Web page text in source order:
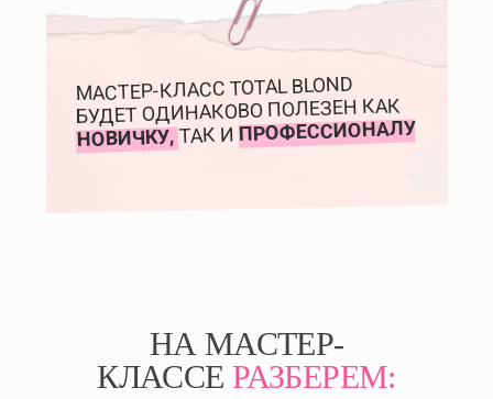
МАСТЕР-КЛАСС TOTAL BLOND
БУДЕТ ОДИНАКОВО ПОЛЕЗЕН КАК
НОВИЧКУ,ТАК ИПРОФЕССИОНАЛУ
НА МАСТЕР-
КЛАССЕ РАЗБЕРЕМ: